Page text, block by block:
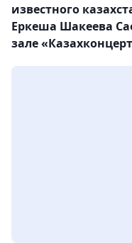
известного
Еркеша Шакеева
зале